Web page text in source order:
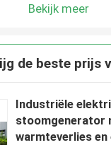
Bekijk meer
de beste prijs
Industriële
stoomgenerator
warmteverlies en